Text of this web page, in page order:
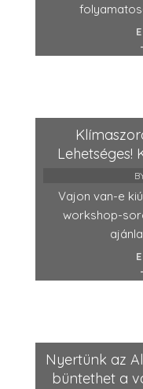
Lehetséges!
Vajon van-e
workshop-
Nyertünk az
büntethet a